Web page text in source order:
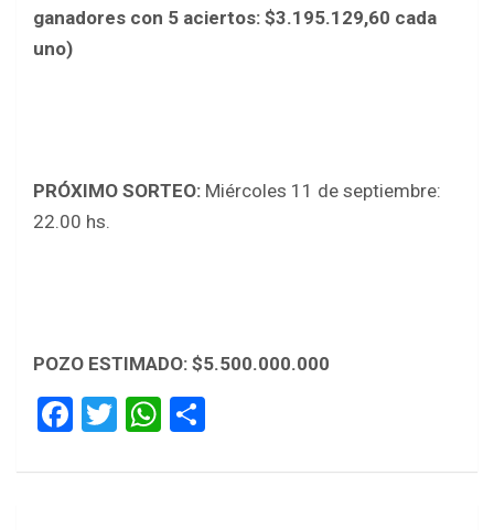
ganadores con 5 aciertos: $3.195.129,60 cada
uno)
PRÓXIMO SORTEO: Miércoles 11 de septiembre:
22.00 hs.
POZO ESTIMADO: $5.500.000.000
F
ce
T
tt
W
at ar